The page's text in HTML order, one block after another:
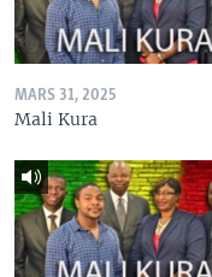
MARS 31, 2025
Mali Kura